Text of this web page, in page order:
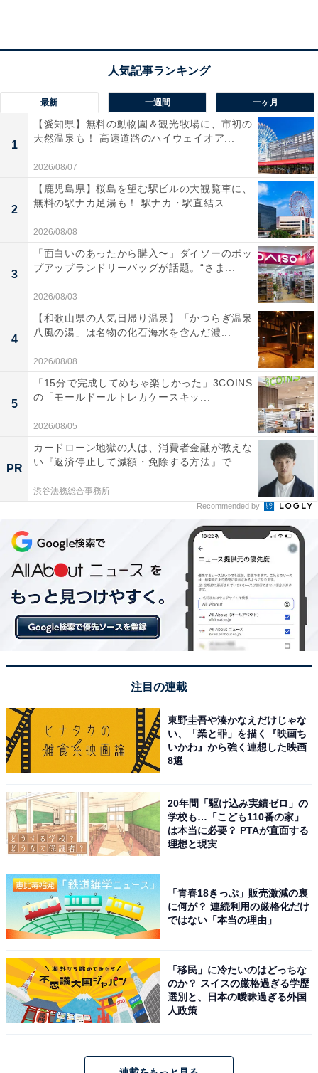
草津温泉バスターミナルより送迎
大人1名（参考価格）：1万9800円
※料金は公式Webサイト参考価格
※プラン・部屋により価格は変動します
チェックイン・チェックアウト
チェックイン：14:00
チェックアウト：10:00
※プランにより時間が異なる可能性があります
あわせて読みたい
【草津温泉の人気ホテル】「望雲」は2種の
「にごり湯の宿 赤城温泉ホテル」は濃厚なにごり
湯が魅力
にごり湯の宿 赤城温泉ホテル（画像：「にごり湯の宿 赤城温泉ホテル」公
式Webサイトより）
む秘湯の宿です。最大の自慢は、空気に触れると「にご
り湯」に変化する天然温泉。「美肌の湯」とも呼ばれる
炭酸水素塩温泉を4つの貸切風呂で楽しめます。食事は
「上州牛」「赤城牛」「赤城地鶏」といった地元食材を
最新 一週間 一ヶ月
1
【愛知県】無料の動物園＆観光牧場に、市初の
天然温泉も！ 高速道路のハイウェイオア...
2026/08/07
2
【鹿児島県】桜島を望む駅ビルの大観覧車に、
無料の駅ナカ足湯も！ 駅ナカ・駅直結ス...
2026/08/08
3
「面白いのあったから購入〜」ダイソーのポッ
プアップランドリーバッグが話題。“さま...
2026/08/03
4
【和歌山県の人気日帰り温泉】「かつらぎ温泉
八風の湯」は名物の化石海水を含んだ濃...
2026/08/08
5
「15分で完成してめちゃ楽しかった」3COINS
の「モールドールトレカケースキッ...
2026/08/05
PR
カードローン地獄の人は、消費者金融が教えな
い『返済停止して減額・免除する方法』で...
渋谷法務総合事務所
Recommended by
注目の連載
東野圭吾や湊かなえだけじゃな
い、「業と罪」を描く『映画ち
いかわ』から強く連想した映画
8選
20年間「駆け込み実績ゼロ」の
学校も…「こども110番の家」
は本当に必要？ PTAが直面する
理想と現実
「青春18きっぷ」販売激減の裏
に何が？ 連続利用の厳格化だけ
ではない「本当の理由」
「移民」に冷たいのはどっちな
のか？ スイスの厳格過ぎる学歴
選別と、日本の曖昧過ぎる外国
人政策